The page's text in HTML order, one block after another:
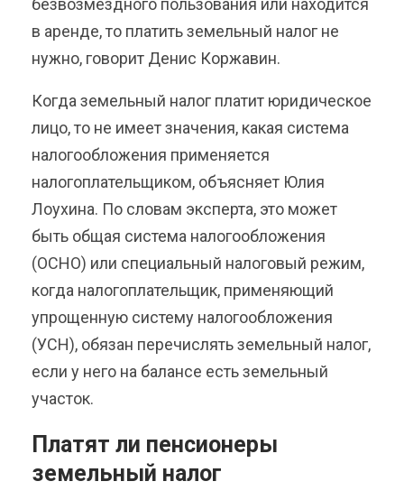
безвозмездного пользования или находится
в аренде, то платить земельный налог не
нужно, говорит Денис Коржавин.
Когда земельный налог платит юридическое
лицо, то не имеет значения, какая система
налогообложения применяется
налогоплательщиком, объясняет Юлия
Лоухина. По словам эксперта, это может
быть общая система налогообложения
(ОСНО) или специальный налоговый режим,
когда налогоплательщик, применяющий
упрощенную систему налогообложения
(УСН), обязан перечислять земельный налог,
если у него на балансе есть земельный
участок.
Платят ли пенсионеры
земельный налог